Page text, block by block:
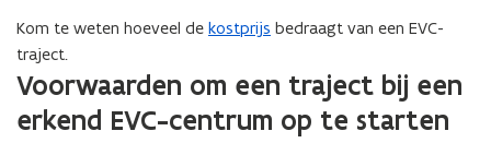
Kom te weten hoeveel de kostprijs bedraagt van een EVC-
traject.
Voorwaarden om een traject bij een
erkend EVC-centrum op te starten